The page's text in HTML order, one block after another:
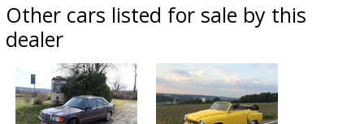
Other cars listed for sale by this
dealer